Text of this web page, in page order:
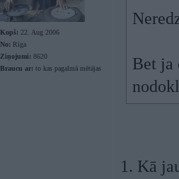
Kopš: 22. Aug 2006
No: Rīga
Ziņojumi: 8620
Braucu ar: to kas pagalmā mētājas
Bet ja
1. Kā